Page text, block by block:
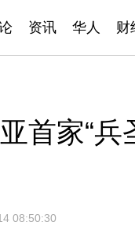
资讯 华人 财
首家“
08:50:30